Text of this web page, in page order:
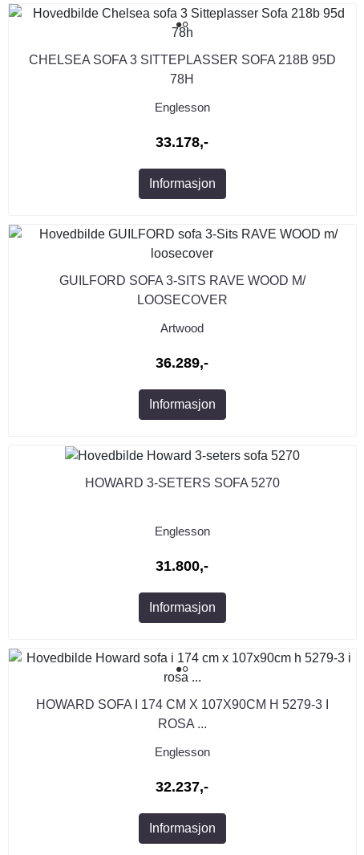
CHELSEA SOFA 3 SITTEPLASSER SOFA 218B 95D
78H
Englesson
33.178,-
Informasjon
GUILFORD SOFA 3-SITS RAVE WOOD M/
LOOSECOVER
Artwood
36.289,-
Informasjon
HOWARD 3-SETERS SOFA 5270
Englesson
31.800,-
Informasjon
HOWARD SOFA I 174 CM X 107X90CM H 5279-3 I
ROSA ...
Englesson
32.237,-
Informasjon